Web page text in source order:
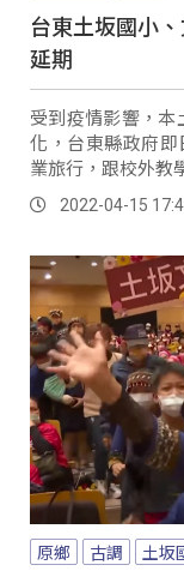
台東土坂國小
延期
受到疫情影響，
化，台東縣政府
業旅行，跟校外教
2022-04-15
原鄉 古調 土坂